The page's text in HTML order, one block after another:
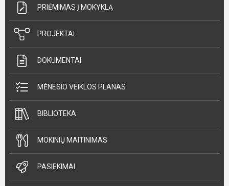
PRIĖMIMAS Į MOKYKLĄ
PROJEKTAI
DOKUMENTAI
MĖNESIO VEIKLOS PLANAS
BIBLIOTEKA
MOKINIŲ MAITINIMAS
PASIEKIMAI